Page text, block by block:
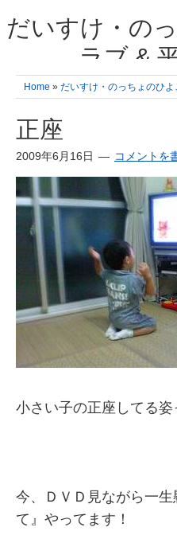
だいすけ・の
ラブ &
我が家の3人のひよこ成長日記と
こ達とこの成長記を読み返すこと
Home » だいすけ・のっちょのひよ
正座
2009年6月16日 コメントを
小さい子の正座してる
今、ＤＶＤ見ながら一
て』やってます！